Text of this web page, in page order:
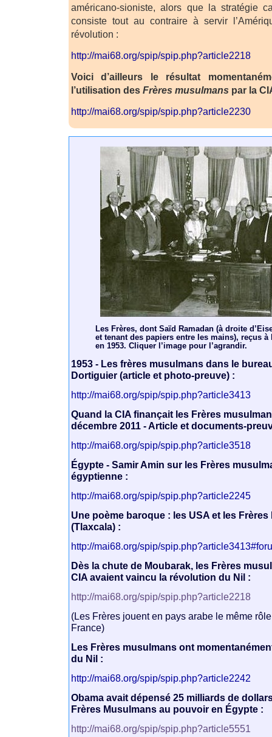
américano-sioniste, alors que la stratégie
consiste tout au contraire à servir
révolution :
http://mai68.org/spip/spip.php?article2218
Voici d’ailleurs le résultat
l’utilisation des Frères musulmans par la
http://mai68.org/spip/spip.php?article2230
Les Frères, dont Saïd Ramadan (à droite
et tenant des papiers entre les mains), reçus à
en 1953. Cliquer l’image pour l’agrandir.
1953 - Les frères musulmans dans le
Dortiguier (article et photo-preuve) :
http://mai68.org/spip/spip.php?article3413
Quand la CIA finançait les Frères
décembre 2011 - Article et documents-
http://mai68.org/spip/spip.php?article3518
Égypte - Samir Amin sur les Frères
égyptienne :
http://mai68.org/spip/spip.php?article2245
Une poème baroque : les USA et les
(Tlaxcala) :
http://mai68.org/spip/
Dès la chute de Moubarak, les Frères
CIA avaient vaincu la révolution du Nil :
http://mai68.org/spip/spip.php?article2218
(Les Frères jouent en pays arabe le même
France)
Les Frères musulmans ont
du Nil :
http://mai68.org/spip/spip.php?article2242
Obama avait dépensé 25 milliards de
Frères Musulmans au pouvoir en Égypte :
http://mai68.org/spip/spip.php?article5551